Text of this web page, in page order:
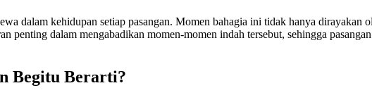
dalam kehidupan setiap pasangan. Momen bahagia ini tidak hanya dirayakan
penting dalam mengabadikan momen-momen indah tersebut, sehingga
Begitu Berarti?